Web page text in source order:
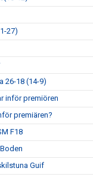
27)
26-18 (14-9)
inför premiören
premiären?
F18
Guif